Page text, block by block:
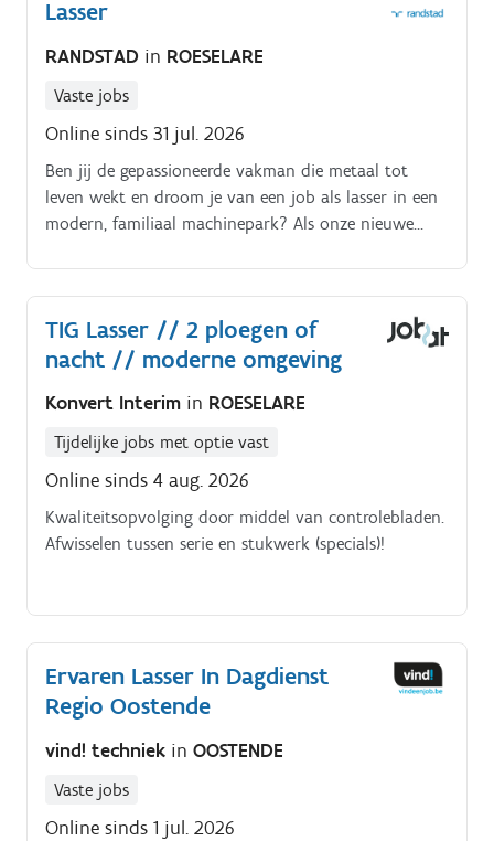
Lasser
RANDSTAD in ROESELARE
Vaste jobs
Online sinds 31 jul. 2026
Ben jij de gepassioneerde vakman die metaal tot
leven wekt en droom je van een job als lasser in een
modern, familiaal machinepark? Als onze nieuwe
Constructielasser of Halfautomaatlasser noemt) word
je de motor achter onze hoogwaardige
metaalconstructies. Je komt terecht in een stabiel
bedrijf waar vakmanschap centraal staat en waar je
robuuste transportsystemen. In ons team heerst een
informele sfeer: we werken hard aan topkwaliteit,
wederzijds respect.
TIG Lasser // 2 ploegen of
nacht // moderne omgeving
Konvert Interim in ROESELARE
Tijdelijke jobs met optie vast
Online sinds 4 aug. 2026
Kwaliteitsopvolging door middel van controlebladen.
Afwisselen tussen serie en stukwerk (specials)!
Ervaren Lasser In Dagdienst
Regio Oostende
vind! techniek in OOSTENDE
Vaste jobs
Online sinds 1 jul. 2026